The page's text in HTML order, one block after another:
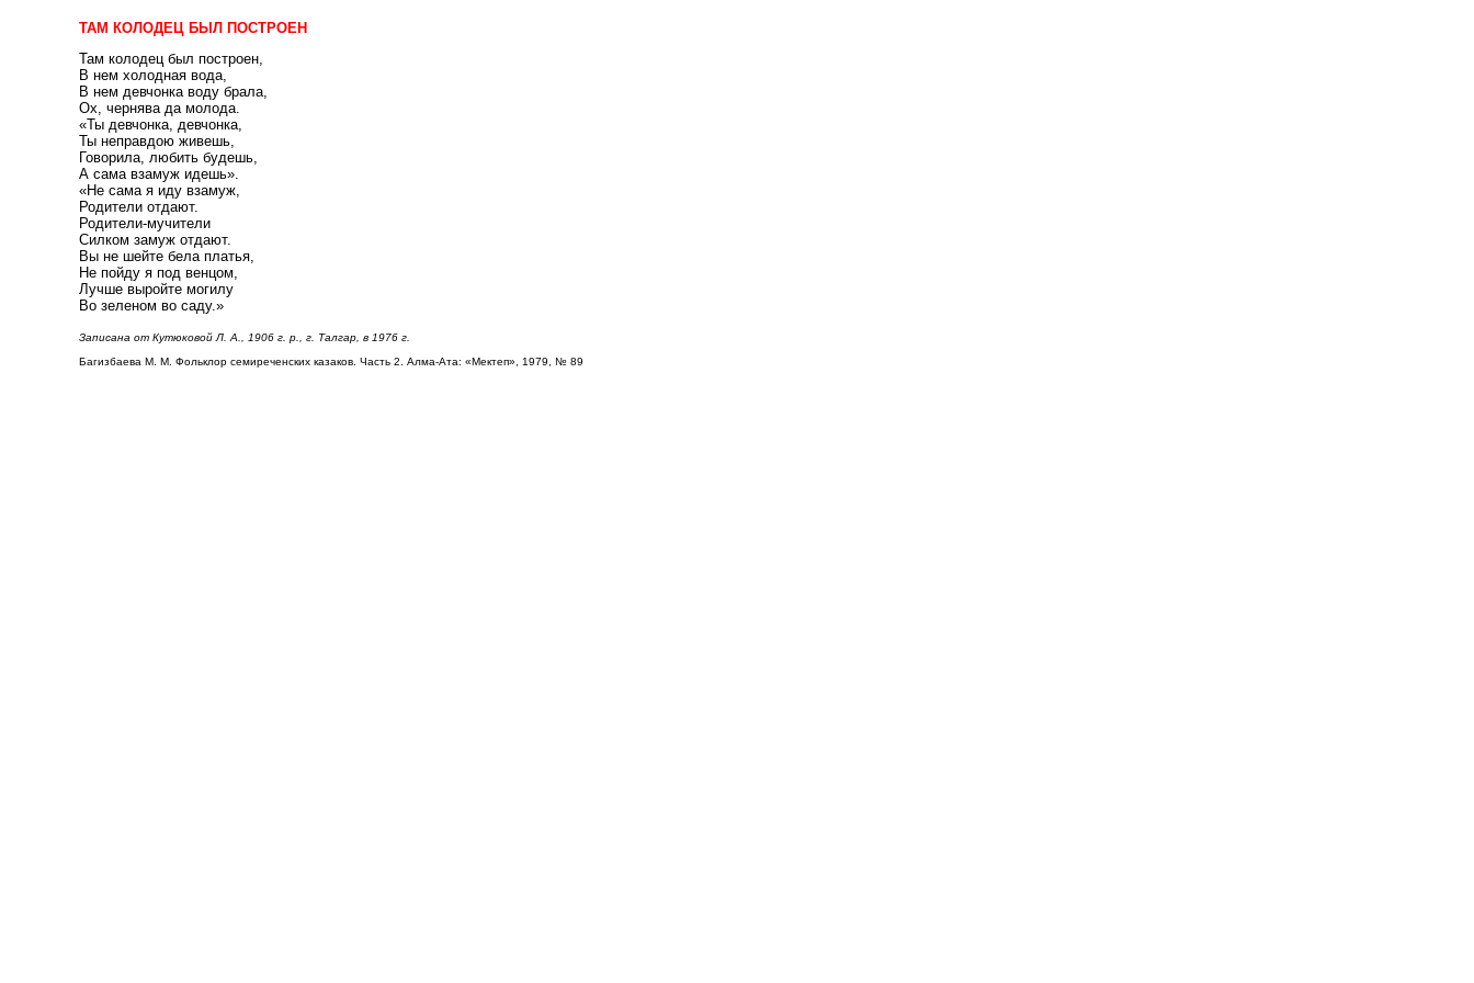
ТАМ КОЛОДЕЦ БЫЛ ПОСТРОЕН
Там колодец был построен,
В нем холодная вода,
В нем девчонка воду брала,
Ох, чернява да молода.
«Ты девчонка, девчонка,
Ты неправдою живешь,
Говорила, любить будешь,
А сама взамуж идешь».
«Не сама я иду взамуж,
Родители отдают.
Родители-мучители
Силком замуж отдают.
Вы не шейте бела платья,
Не пойду я под венцом,
Лучше выройте могилу
Во зеленом во саду.»
Записана от Кутюковой Л. А., 1906 г. р., г. Талгар, в 1976 г.
Багизбаева М. М. Фольклор семиреченских казаков. Часть 2. Алма-Ата: «Мектеп», 1979, № 89